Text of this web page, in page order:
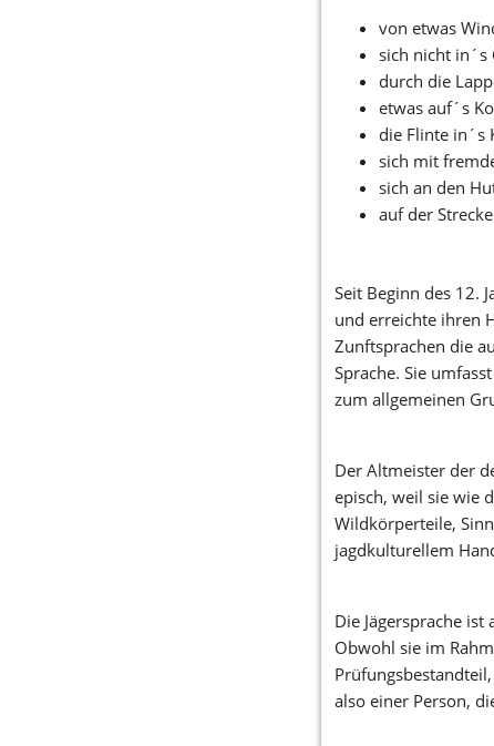
von etwas
sich nicht in´s
durch die
etwas auf´s
die Flinte in´s
sich mit
sich an den
auf der
Seit Beginn des 12.
und erreichte ihren
Zunftsprachen die
Sprache. Sie
zum allgemeinen
Der Altmeister der
episch, weil sie wie
Wildkörperteile,
jagdkulturellem
Die Jägersprache
Obwohl sie im
Prüfungsbestandteil,
also einer Person,